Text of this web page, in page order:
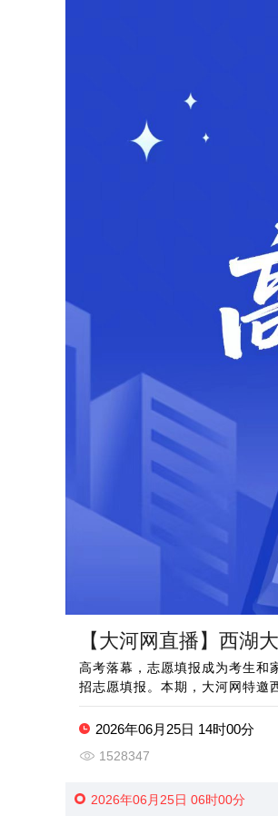
【大河网直播】西湖
高考落幕，志愿填报成为考生和
招志愿填报。本期，大河网特邀
2026年06月25日 14时00分
1528347
2026年06月25日 06时00分